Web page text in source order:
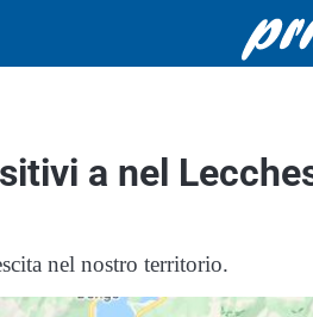
a nel
nel nostro territorio.